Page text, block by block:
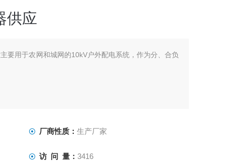
供应
要用于农网和城网的10kV户外配电系统，作为分、合负
厂商性质： 生产厂家
访 问 量： 3416